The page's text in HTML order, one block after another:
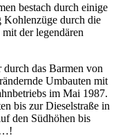
bestach durch einige
Kohlenzüge durch die
der legendären
das Barmen von
Umbauten mit
im Mai 1987.
bis zur Diesel­straße in
den Südhöhen bis
…!